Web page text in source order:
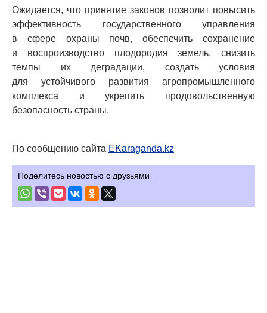
Ожидается, что принятие законов позволит повысить
эффективность государственного управления
в сфере охраны почв, обеспечить сохранение
и воспроизводство плодородия земель, снизить
темпы их деградации, создать условия
для устойчивого развития агропромышленного
комплекса и укрепить продовольственную
безопасность страны.
По сообщению сайта EKaraganda.kz
Поделитесь новостью с друзьями